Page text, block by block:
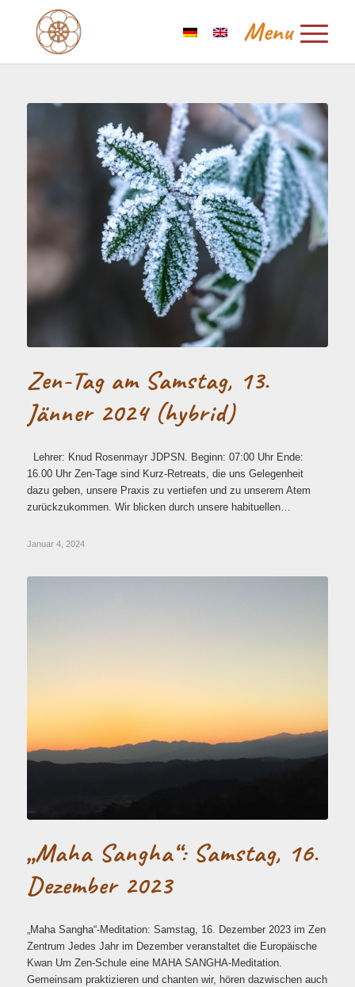
Zen-Tag am Samstag, 13.
Jänner 2024 (hybrid)
Lehrer: Knud Rosenmayr JDPSN. Beginn: 07:00 Uhr Ende:
16.00 Uhr Zen-Tage sind Kurz-Retreats, die uns Gelegenheit
dazu geben, unsere Praxis zu vertiefen und zu unserem Atem
zurückzukommen. Wir blicken durch unsere habituellen…
Januar 4, 2024
„Maha Sangha“: Samstag, 16.
Dezember 2023
„Maha Sangha“-Meditation: Samstag, 16. Dezember 2023 im Zen
Zentrum Jedes Jahr im Dezember veranstaltet die Europäische
Kwan Um Zen-Schule eine MAHA SANGHA-Meditation.
Gemeinsam praktizieren und chanten wir, hören dazwischen auch